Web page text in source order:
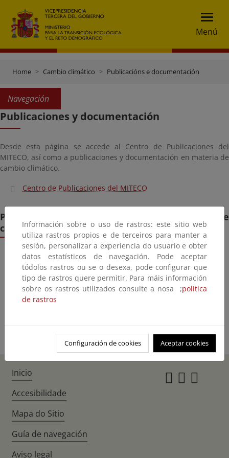
Menú
Home Cambio climático Publicacións e documentación
Navegación
Publicaciones y documentación
Desde esta página se accede al Centro de Publicaciones del
MITECO, así como a publicaciones y documentación en materia de
cambio climático.
Centro de Publicaciones del MITECO
Publicaciones y documentación en materia de
cambio climático
Publicaciones
Informes de seguimiento
Documentos de interés
Información sobre o uso de rastros: este sitio web
utiliza rastros propios e de terceiros para manter a
sesión, personalizar a experiencia do usuario e obter
datos estatísticos de navegación. Pode aceptar
tódolos rastros ou se o desexa, pode configurar que
tipo de rastros quere permitir. Para máis información
sobre os rastros utilizados consulte a nosa ;política
de rastros
Configuración de cookies Aceptar cookies
Inicio
Accesibilidade
Mapa do Sitio
Guía de navegación
Aviso legal